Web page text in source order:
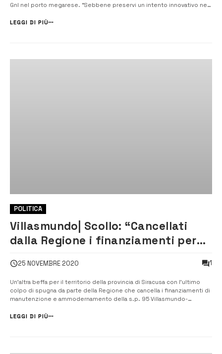
Gnl nel porto megarese. “Sebbene preservi un intento innovativo nel
un’operazione certamente incauta, non rispettos...
LEGGI DI PIÙ
POLITICA
Villasmundo| Scollo: “Cancellati
dalla Regione i finanziamenti per
25 NOVEMBRE 2020 1
Un’altra beffa per il territorio della provincia di Siracusa con l’ultimo
colpo di spugna da parte della Regione che cancella i finanziamenti di
manutenzione e ammodernamento della s.p. 95 Villasmundo-
di Melilli Pierfrancesco Scollo, che abita a Villasmundo &#82...
LEGGI DI PIÙ